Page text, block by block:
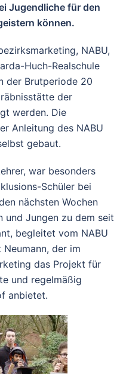
Jugendliche für den
können.
NABU,
Huch-Realschule
der Brutperiode 20
der
werden. Die
Anleitung des NABU
gebaut.
war besonders
Schüler bei
nächsten Wochen
und Jungen zu dem seit
begleitet vom NABU
der im
das Projekt für
und regelmäßig
anbietet.